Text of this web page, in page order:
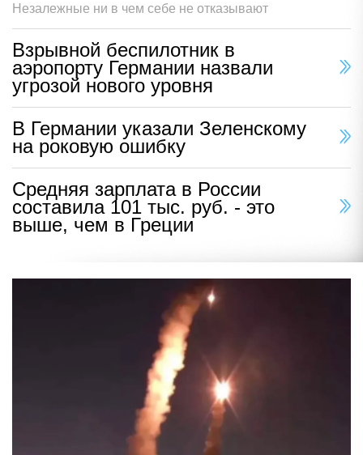
Незалежные ни в чем себе не отказывают
Взрывной беспилотник в
аэропорту Германии назвали
угрозой нового уровня
В Германии указали Зеленскому
на роковую ошибку
Средняя зарплата в России
составила 101 тыс. руб. - это
выше, чем в Греции